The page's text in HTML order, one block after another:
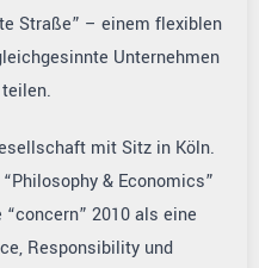
Straße” – einem flexiblen
Unternehmen
mit Sitz in Köln.
& Economics”
2010 als eine
Responsibility und